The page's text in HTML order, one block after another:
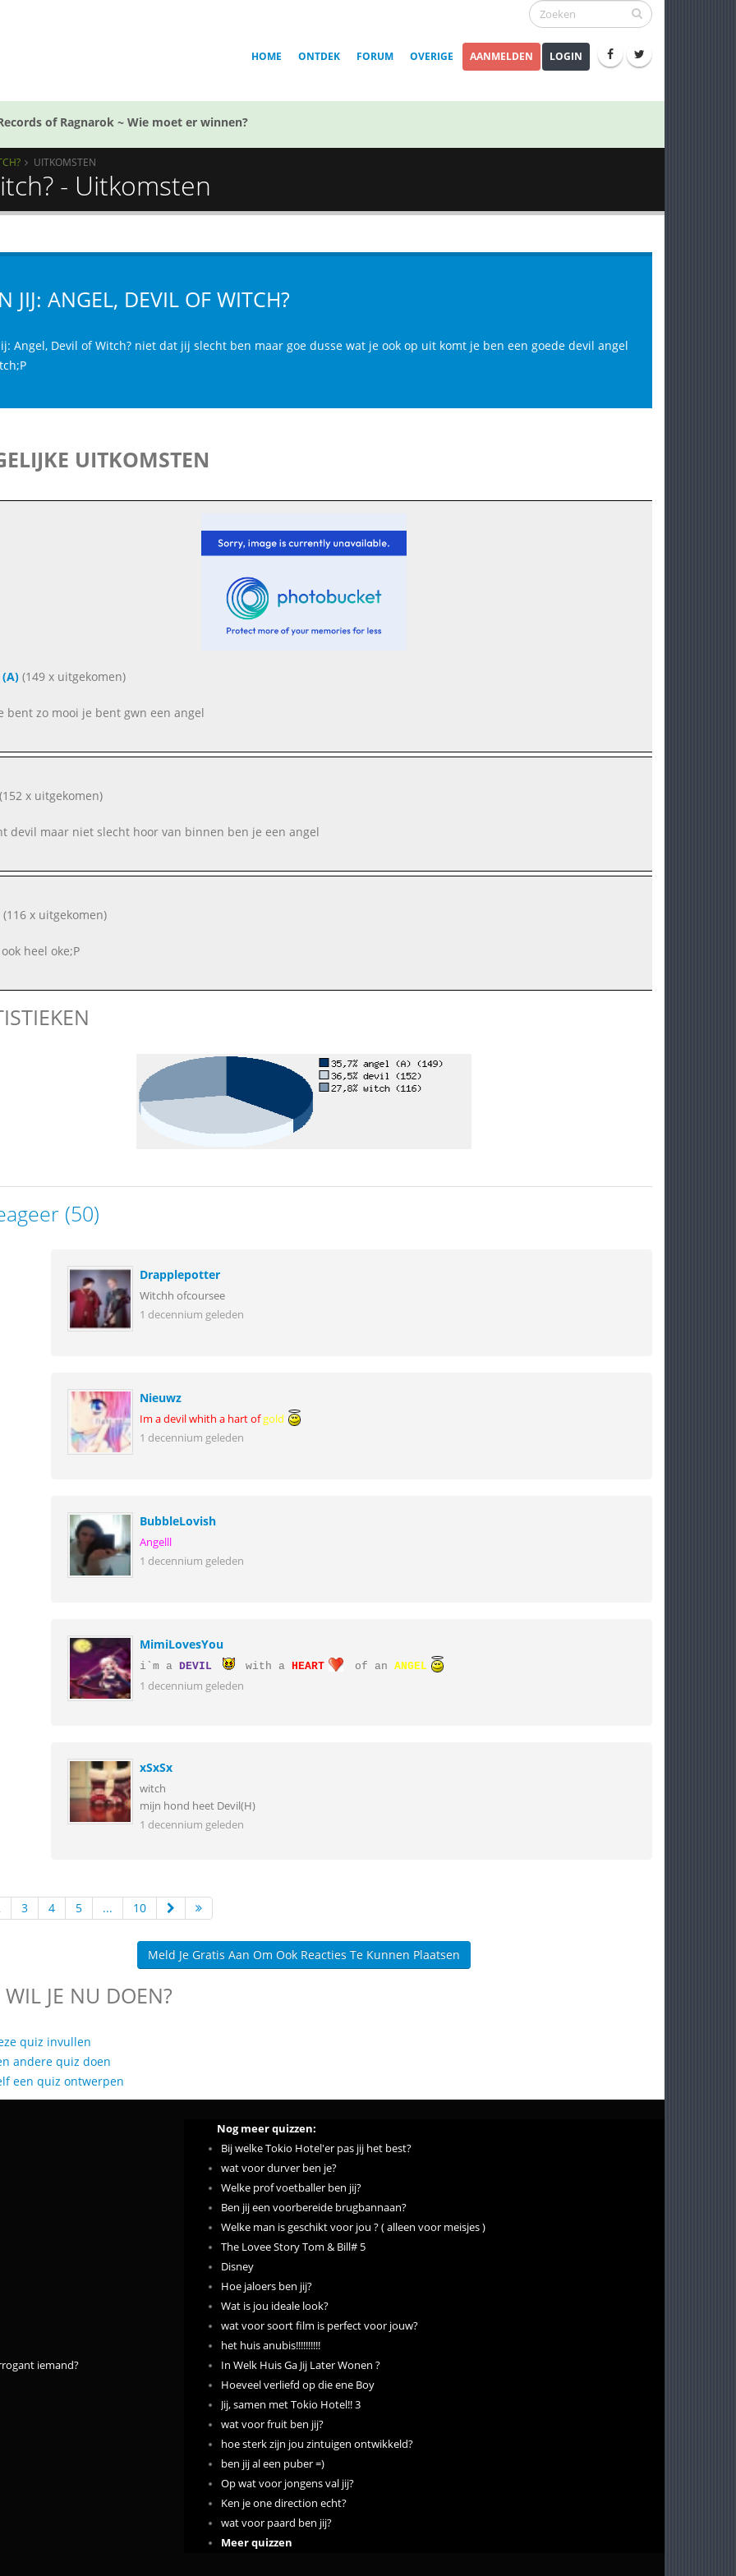
HOME ONTDEK FORUM OVERIGE AANMELDEN LOGIN
of Ragnarok ~ Wie moet er winnen?
UITKOMSTEN
- Uitkomsten
JIJ: ANGEL, DEVIL OF WITCH?
Angel, Devil of Witch? niet dat jij slecht ben maar goe dusse wat je ook op uit komt je ben een goede devil angel
UITKOMSTEN
(149 x uitgekomen)
bent zo mooi je bent gwn een angel
x uitgekomen)
devil maar niet slecht hoor van binnen ben je een angel
(116 x uitgekomen)
heel oke;P
(50)
Drapplepotter
Witchh ofcoursee
1 decennium geleden
Nieuwz
Im a devil whith a hart ofgold
1 decennium geleden
BubbleLovish
Angelll
1 decennium geleden
MimiLovesYou
i`m a DEVIL with a HEART of an ANGEL
1 decennium geleden
xSxSx
witch
mijn hond heet Devil(H)
1 decennium geleden
3 4 5 ... 10
Meld Je Gratis Aan Om Ook Reacties Te Kunnen Plaatsen
JE NU DOEN?
quiz invullen
andere quiz doen
een quiz ontwerpen
iemand?
Nog meer quizzen:
Bij welke Tokio Hotel'er pas jij het best?
wat voor durver ben je?
Welke prof voetballer ben jij?
Ben jij een voorbereide brugbannaan?
Welke man is geschikt voor jou ? ( alleen voor meisjes )
The Lovee Story Tom & Bill# 5
Disney
Hoe jaloers ben jij?
Wat is jou ideale look?
wat voor soort film is perfect voor jouw?
het huis anubis!!!!!!!!!!
In Welk Huis Ga Jij Later Wonen ?
Hoeveel verliefd op die ene Boy
Jij, samen met Tokio Hotel!! 3
wat voor fruit ben jij?
hoe sterk zijn jou zintuigen ontwikkeld?
ben jij al een puber =)
Op wat voor jongens val jij?
Ken je one direction echt?
wat voor paard ben jij?
Meer quizzen